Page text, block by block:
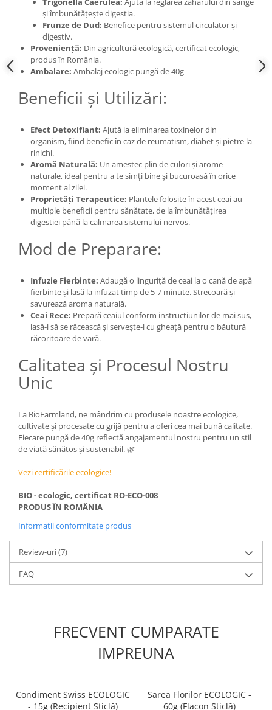
și îmbunătățește digestia.
Frunze de Dud: Benefice pentru sistemul circulator și
digestiv.
Proveniență: Din agricultură ecologică, certificat ecologic,
produs în România.
Ambalare: Ambalaj ecologic pungă de 40g
Beneficii și Utilizări:
Efect Detoxifiant: Ajută la eliminarea toxinelor din
organism, fiind benefic în caz de reumatism, diabet și pietre la
rinichi.
Aromă Naturală: Un amestec plin de culori și arome
naturale, ideal pentru a te simți bine și bucuroasă în orice
moment al zilei.
Proprietăți Terapeutice: Plantele folosite în acest ceai au
multiple beneficii pentru sănătate, de la îmbunătățirea
digestiei până la calmarea sistemului nervos.
Mod de Preparare:
Infuzie Fierbinte: Adaugă o linguriță de ceai la o cană de apă
fierbinte și lasă la infuzat timp de 5-7 minute. Strecoară și
savurează aroma naturală.
Ceai Rece: Prepară ceaiul conform instrucțiunilor de mai sus,
lasă-l să se răcească și servește-l cu gheață pentru o băutură
răcoritoare de vară.
Calitatea și Procesul Nostru
Unic
La BioFarmland, ne mândrim cu produsele noastre ecologice,
cultivate și procesate cu grijă pentru a oferi cea mai bună calitate.
Fiecare pungă de 40g reflectă angajamentul nostru pentru un stil
de viață sănătos și sustenabil. 🌿
Vezi certificările ecologice!
BIO - ecologic, certificat RO-ECO-008
PRODUS ÎN ROMÂNIA
Informatii conformitate produs
Review-uri(7)
FAQ
FRECVENT CUMPARATE
IMPREUNA
Condiment Swiss ECOLOGIC
- 15g (Recipient Sticlă)
Sarea Florilor ECOLOGIC -
60g (Flacon Sticlă)